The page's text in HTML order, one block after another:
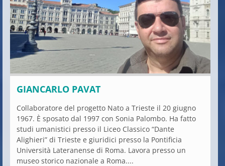
GIANCARLO PAVAT
Collaboratore del progetto Nato a Trieste il 20 giugno
1967. È sposato dal 1997 con Sonia Palombo. Ha fatto
studi umanistici presso il Liceo Classico “Dante
Alighieri” di Trieste e giuridici presso la Pontificia
Università Lateranense di Roma. Lavora presso un
museo storico nazionale a Roma....